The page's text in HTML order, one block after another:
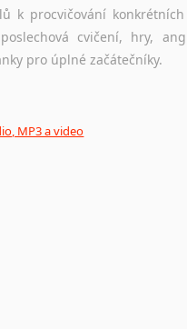
k procvičování
cvičení, hry,
pro úplné začátečníky.
MP3 a video